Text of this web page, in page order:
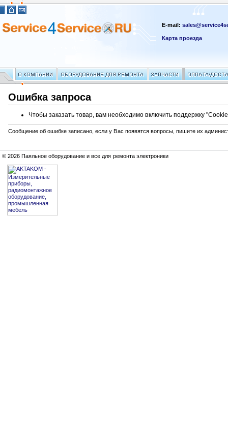
E-mail:
Карта проезда
Ошибка запроса
Чтобы заказать товар, вам необходимо включить поддержку
Сообщение об ошибке записано, если у Вас появятся вопросы, пишите их
© 2026 Паяльное оборудование и все для ремонта электроники